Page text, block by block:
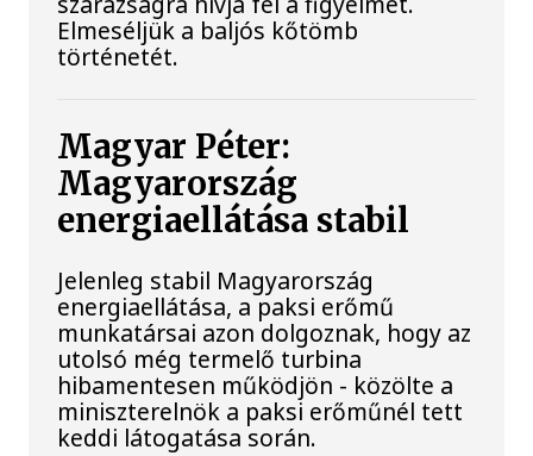
Elmeséljük a baljós kőtömb
történetét.
Magyar Péter:
Magyarország
energiaellátása stabil
Jelenleg stabil Magyarország
energiaellátása, a paksi erőmű
munkatársai azon dolgoznak, hogy az
utolsó még termelő turbina
hibamentesen működjön - közölte a
miniszterelnök a paksi erőműnél tett
keddi látogatása során.